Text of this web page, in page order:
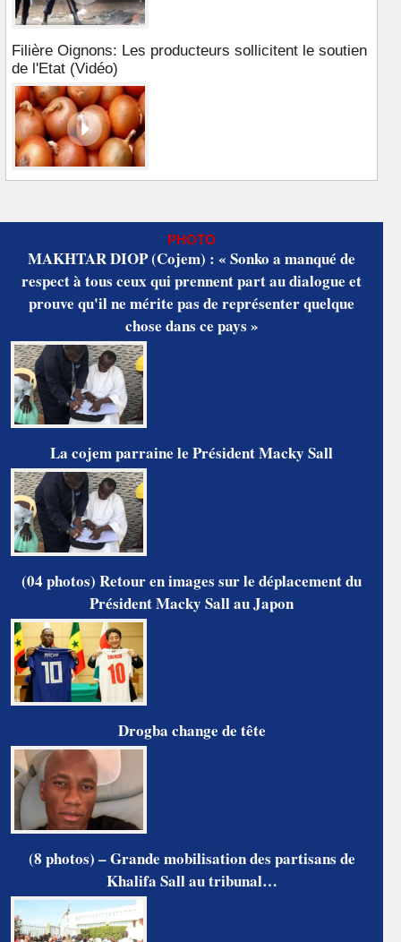
Filière Oignons: Les producteurs sollicitent le soutien
de l'Etat (Vidéo)
PHOTO
MAKHTAR DIOP (Cojem) : « Sonko a manqué de
respect à tous ceux qui prennent part au dialogue et
prouve qu'il ne mérite pas de représenter quelque
chose dans ce pays »
La cojem parraine le Président Macky Sall
(04 photos) Retour en images sur le déplacement du
Président Macky Sall au Japon
Drogba change de tête
(8 photos) – Grande mobilisation des partisans de
Khalifa Sall au tribunal…